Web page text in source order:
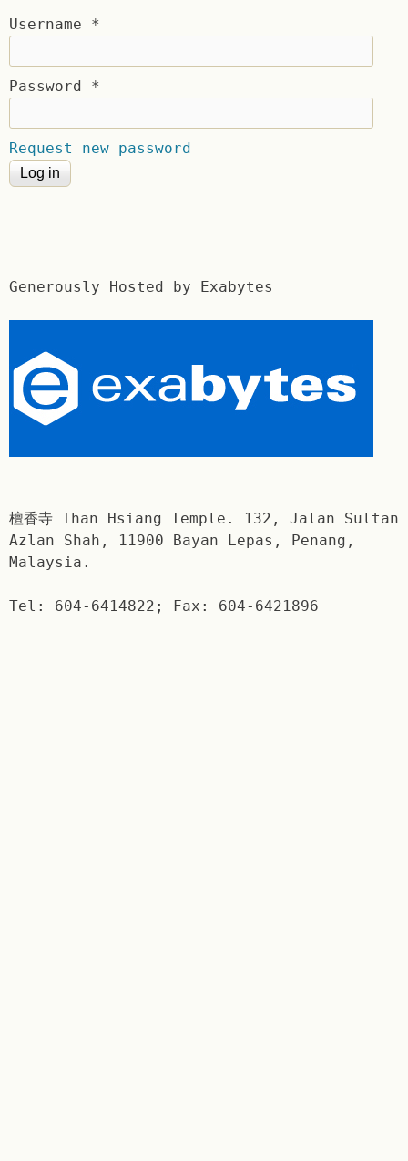
Username *
Password *
Request new password
Generously Hosted by Exabytes
檀香寺 Than Hsiang Temple. 132, Jalan Sultan
Azlan Shah, 11900 Bayan Lepas, Penang,
Malaysia.
Tel: 604-6414822; Fax: 604-6421896